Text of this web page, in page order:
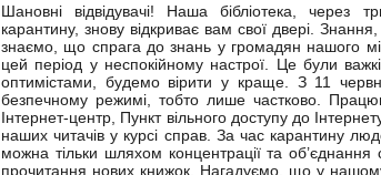
Шановні відвідувачі! Наша бібліотека, через
карантину, знову відкриває вам свої двері.
знаємо, що спрага до знань у громадян нашого
цей період у неспокійному настрої. Це були
оптимістами, будемо вірити у краще. З 11
безпечному режимі, тобто лише частково.
Інтернет-центр, Пункт вільного доступу до
наших читачів у курсі справ. За час карантину
можна тільки шляхом концентрації та
прочитання нових книжок. Нагадуємо, що у